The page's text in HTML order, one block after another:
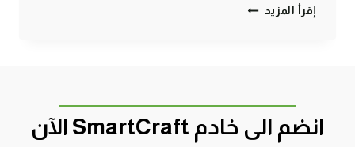
إقرأ المزيد طريقة
بشكل
ماين
انضم الى خادم SmartCraft الآن